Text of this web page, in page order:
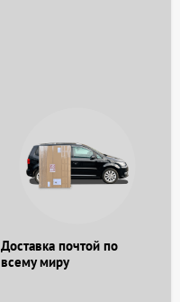
Доставка почтой по
всему миру